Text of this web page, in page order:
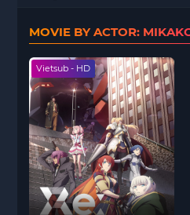
MOVIE BY ACTOR:
Vietsub - HD